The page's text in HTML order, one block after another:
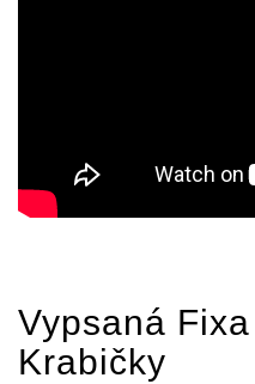
Vypsaná Fixa
Krabičky